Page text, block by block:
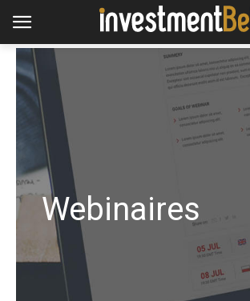
Webinaires